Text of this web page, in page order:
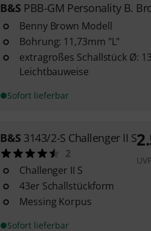
B&S PBB-GM Personality B.
Benny Brown Modell
Bohrung: 11,73mm "L"
extragroßes Schallstück Ø:
Leichtbauweise
Sofort lieferbar
B&S 3143/2-S Challenger II S
2
Challenger II S
43er Schallstückform
Messing Korpus
Sofort lieferbar